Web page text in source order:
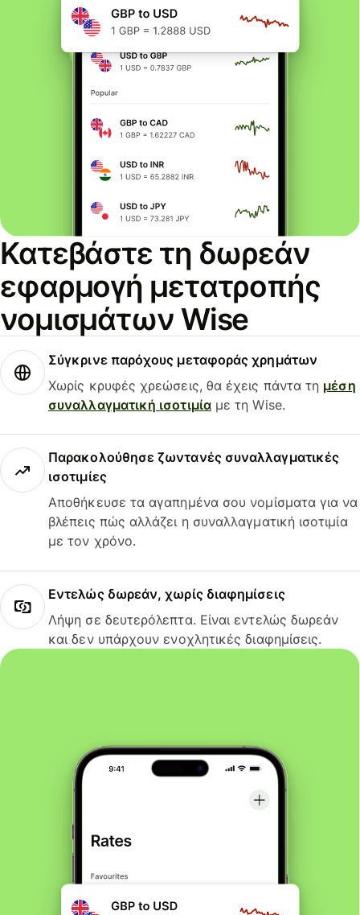
Κατεβάστε τη δωρεάν
εφαρμογή μετατροπής
νομισμάτων Wise
Σύγκρινε παρόχους μεταφοράς χρημάτων
Χωρίς κρυφές χρεώσεις, θα έχεις πάντα τη μέση
συναλλαγματική ισοτιμίαμε τη Wise.
Παρακολούθησε ζωντανές συναλλαγματικές
ισοτιμίες
Αποθήκευσε τα αγαπημένα σου νομίσματα για να
βλέπεις πώς αλλάζει η συναλλαγματική ισοτιμία
με τον χρόνο.
Εντελώς δωρεάν, χωρίς διαφημίσεις
Λήψη σε δευτερόλεπτα. Είναι εντελώς δωρεάν
και δεν υπάρχουν ενοχλητικές διαφημίσεις.